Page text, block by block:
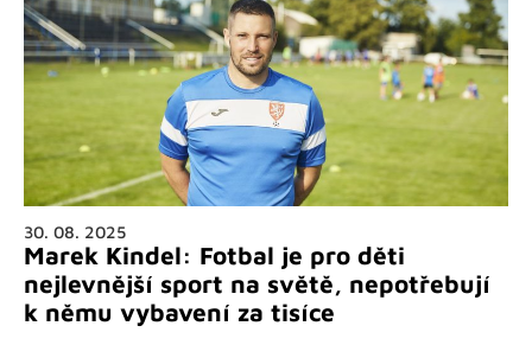
30. 08. 2025
Marek Kindel: Fotbal je pro děti
nejlevnější sport na světě, nepotřebují
k němu vybavení za tisíce